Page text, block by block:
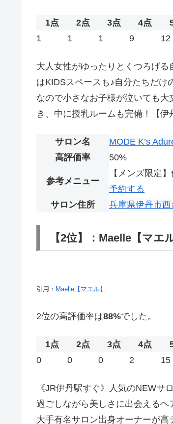
1点 2点 3点 4点
1 1 1 9 12
大人女性がゆったりとくつろげ
はKIDSスペースも♪自分たちだ
なので小さなお子様が泣いても
き、中に授乳ルームも完備！【伊
サロン名
MODE K’s
高評価率
50%
参考メニュー
【メンズ限定
予約する
サロン住所
兵庫県伊丹市
【2位】：Maelle【マエル
引用： Maelle【マエル】
2位の高評価率は88%でした。
1点 2点 3点 4点
0 0 0 2 15
《JR伊丹駅すぐ》人気のNEWサ
過ごしながら美しさに出会えるヘ
大手有名サロン出身オーナーが